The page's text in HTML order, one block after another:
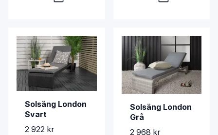
Solsäng London
Svart
2 922 kr
Solsäng London
Grå
2 968 kr